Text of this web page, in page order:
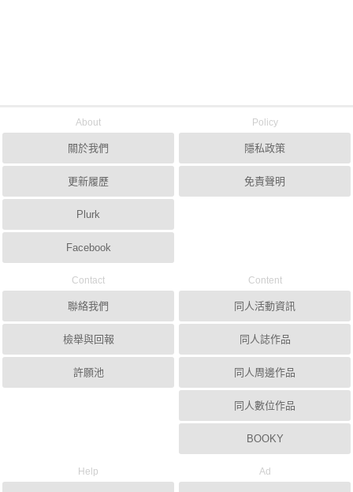
About
關於我們
更新履歷
Plurk
Facebook
Policy
隱私政策
免責聲明
Contact
聯絡我們
檢舉與回報
許願池
Content
同人活動資訊
同人誌作品
同人周邊作品
同人數位作品
BOOKY
Help Ad